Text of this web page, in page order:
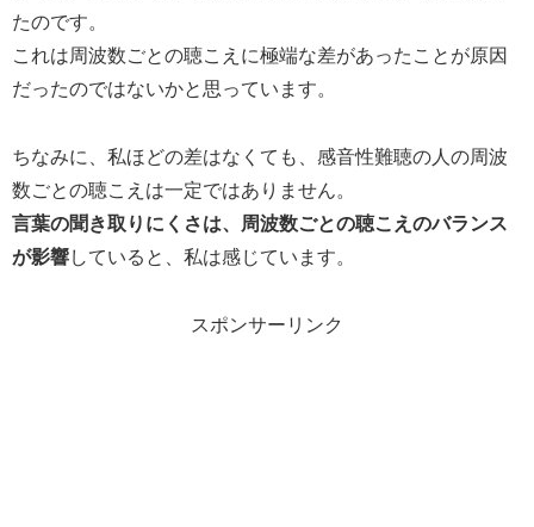
たのです。
これは周波数ごとの聴こえに極端な差があったことが原因
だったのではないかと思っています。
ちなみに、私ほどの差はなくても、感音性難聴の人の周波
数ごとの聴こえは一定ではありません。
言葉の聞き取りにくさは、周波数ごとの聴こえのバランス
が影響していると、私は感じています。
スポンサーリンク